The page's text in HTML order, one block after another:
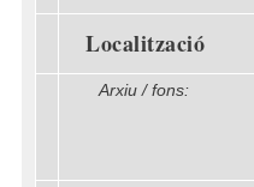
Localització
Arxiu / fons: